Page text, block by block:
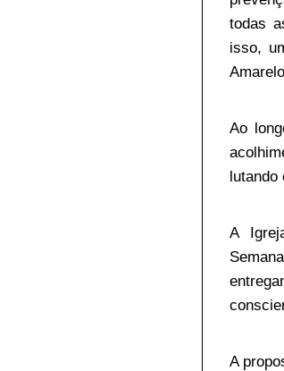
todas
isso,
Ao
lutando
A
A